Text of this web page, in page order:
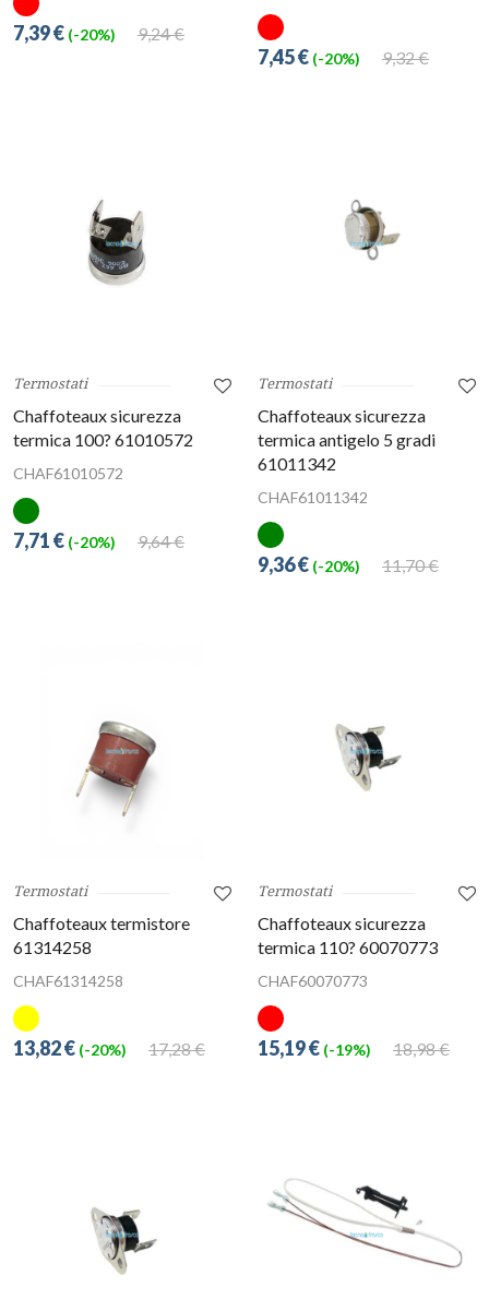
9,24 €
7,39 € (-20%)
9,32 €
7,45 € (-20%)
Termostati
Chaffoteaux sicurezza
termica 100? 61010572
CHAF61010572
9,64 €
7,71 € (-20%)
Termostati
Chaffoteaux sicurezza
termica antigelo 5 gradi
61011342
CHAF61011342
11,70 €
9,36 € (-20%)
Termostati
Chaffoteaux termistore
61314258
CHAF61314258
17,28 €
13,82 € (-20%)
Termostati
Chaffoteaux sicurezza
termica 110? 60070773
CHAF60070773
18,98 €
15,19 € (-19%)